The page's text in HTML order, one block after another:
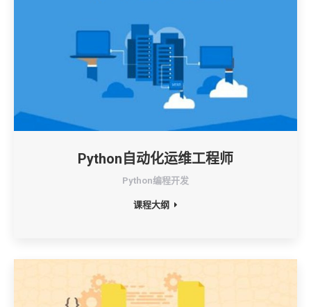
Python自动化运维工程师
Python编程开发
课程大纲